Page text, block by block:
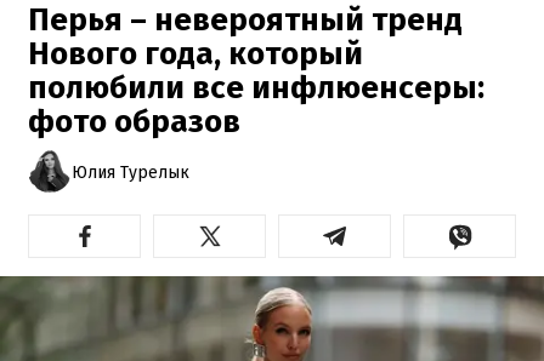
Перья – невероятный тренд
Нового года, который
полюбили все инфлюенсеры:
фото образов
Юлия Турелык